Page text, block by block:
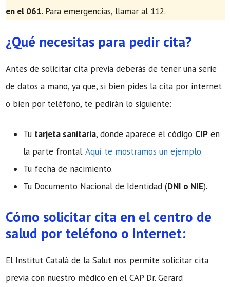
en el 061. Para emergencias, llamar al 112.
¿Qué necesitas para pedir cita?
Antes de solicitar cita previa deberás de tener una serie
de datos a mano, ya que, si bien pides la cita por internet
o bien por teléfono, te pedirán lo siguiente:
Tu tarjeta sanitaria, donde aparece el código CIP en
la parte frontal.Aquí te mostramos un ejemplo.
Tu fecha de nacimiento.
Tu Documento Nacional de Identidad (DNI o NIE).
Cómo solicitar cita en el centro de
salud por teléfono o internet:
El Institut Català de la Salut nos permite solicitar cita
previa con nuestro médico en el CAP Dr. Gerard